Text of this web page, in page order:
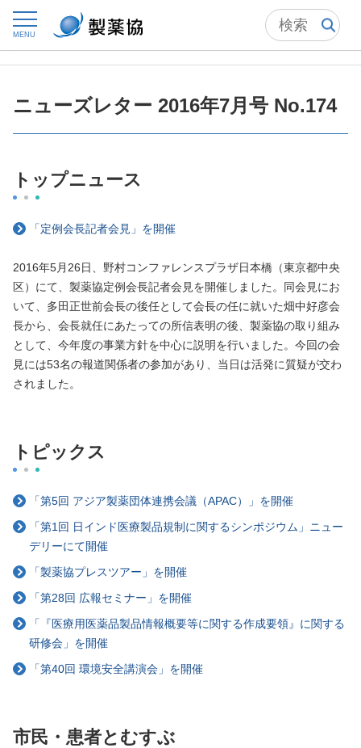
MENU
トップ ニュースルーム 製薬協ニューズレター
ニューズレター 2016年7月号 No.174
トップニュース
「定例会長記者会見」を開催
2016年5月26日、野村コンファレンスプラザ日本橋（東京都中央
区）にて、製薬協定例会長記者会見を開催しました。同会見にお
いて、多田正世前会長の後任として会長の任に就いた畑中好彦会
長から、会長就任にあたっての所信表明の後、製薬協の取り組み
として、今年度の事業方針を中心に説明を行いました。今回の会
見には53名の報道関係者の参加があり、当日は活発に質疑が交わ
されました。
トピックス
「第5回 アジア製薬団体連携会議（APAC）」を開催
「第1回 日インド医療製品規制に関するシンポジウム」ニュー
デリーにて開催
「製薬協プレスツアー」を開催
「第28回 広報セミナー」を開催
「『医療用医薬品製品情報概要等に関する作成要領』に関する
研修会」を開催
「第40回 環境安全講演会」を開催
市民・患者とむすぶ